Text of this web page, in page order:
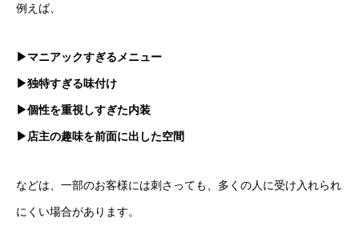
例えば、
▶マニアックすぎるメニュー
▶独特すぎる味付け
▶個性を重視しすぎた内装
▶店主の趣味を前面に出した空間
などは、一部のお客様には刺さっても、多くの人に受け入れられ
にくい場合があります。